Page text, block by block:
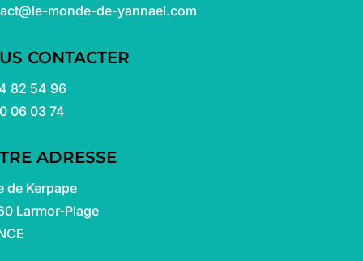
monde-de-yannael.com
CONTACTER
82 54 96
06 03 74
ADRESSE
de Kerpape
Larmor-Plage